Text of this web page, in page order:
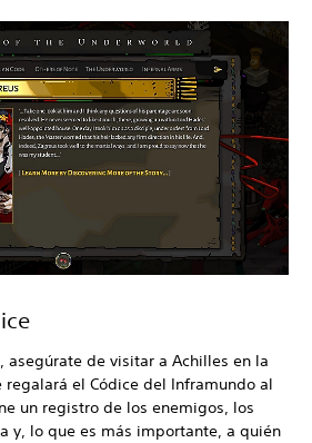
asegúrate de visitar a Achilles en la
regalará el Códice del Inframundo al
un registro de los enemigos, los
y, lo que es más importante, a quién